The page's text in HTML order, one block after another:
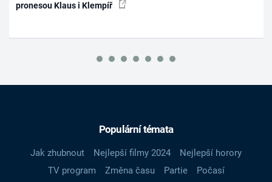
pronesou Klaus i Klempíř
Populární témata
Jak zhubnout Nejlepší filmy 2024
Nejlepší horory
TV program
Změna času Partie
Počasí